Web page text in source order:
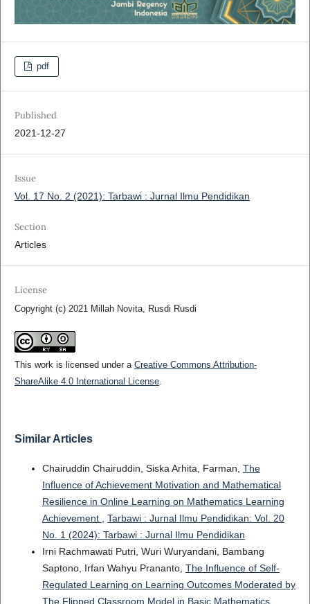
pdf
Published
2021-12-27
Issue
Vol. 17 No. 2 (2021): Tarbawi : Jurnal Ilmu Pendidikan
Section
Articles
License
Copyright (c) 2021 Millah Novita, Rusdi Rusdi
This work is licensed under a Creative Commons Attribution-
ShareAlike 4.0 International License.
Similar Articles
Chairuddin Chairuddin, Siska Arhita, Farman, The
Influence of Achievement Motivation and Mathematical
Resilience in Online Learning on Mathematics Learning
Achievement , Tarbawi : Jurnal Ilmu Pendidikan: Vol. 20
No. 1 (2024): Tarbawi : Jurnal Ilmu Pendidikan
Irni Rachmawati Putri, Wuri Wuryandani, Bambang
Saptono, Irfan Wahyu Prananto, The Influence of Self-
Regulated Learning on Learning Outcomes Moderated by
The Flipped Classroom Model in Basic Mathematics